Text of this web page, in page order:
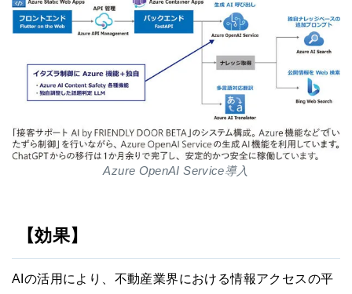
Azure OpenAI Service導入
【効果】
AIの活用により、不動産業界における情報アクセスの平